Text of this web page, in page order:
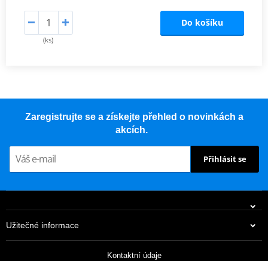
(ks)
Do košíku
Zaregistrujte se a získejte přehled o novinkách a
akcích.
Přihlásit se
Užitečné informace
Kontaktní údaje